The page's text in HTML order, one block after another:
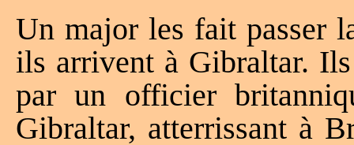
Un major les fait passer
ils arrivent à Gibraltar.
par un officier
Gibraltar, atterrissant à